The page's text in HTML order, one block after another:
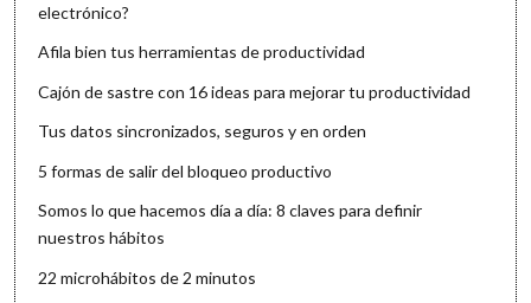
electrónico?
Afila bien tus herramientas de productividad
Cajón de sastre con 16 ideas para mejorar tu productividad
Tus datos sincronizados, seguros y en orden
5 formas de salir del bloqueo productivo
Somos lo que hacemos día a día: 8 claves para definir
nuestros hábitos
22 microhábitos de 2 minutos